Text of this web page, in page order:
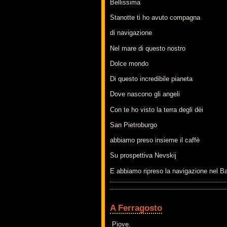
Bellissima
Stanotte ti ho avuto compagna
di navigazione
Nel mare di questo nostro
Dolce mondo
Di questo incredibile pianeta
Dove nascono gli angeli
Con te ho visto la terra degli dèi
San Pietroburgo
abbiamo preso insieme il caffè
Su prospettiva Nevskij
E abbiamo ripreso la navigazione nel
A Ferragosto
Piove.